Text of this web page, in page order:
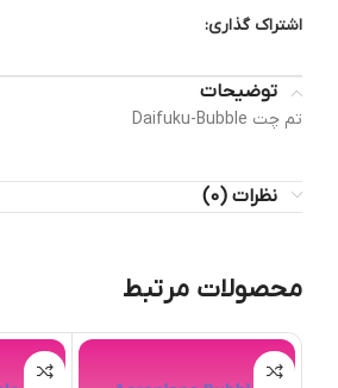
اشتراک گذاری:
توضیحات
تم چت Daifuku-Bubble
نظرات (0)
محصولات مرتبط